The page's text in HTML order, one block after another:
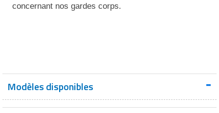
concernant nos gardes corps.
Modèles disponibles